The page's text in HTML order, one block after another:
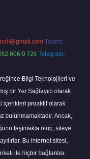
Teams:
606 0 726 Telegram:
Bilgi Teknolojileri ve
bir Yer Sağlayıcı olarak
içerikleri proaktif olarak
bulunmamaktadır. Ancak,
taşımakta olup, siteye
Bu internet sitesi,
ile hiçbir bağlantısı